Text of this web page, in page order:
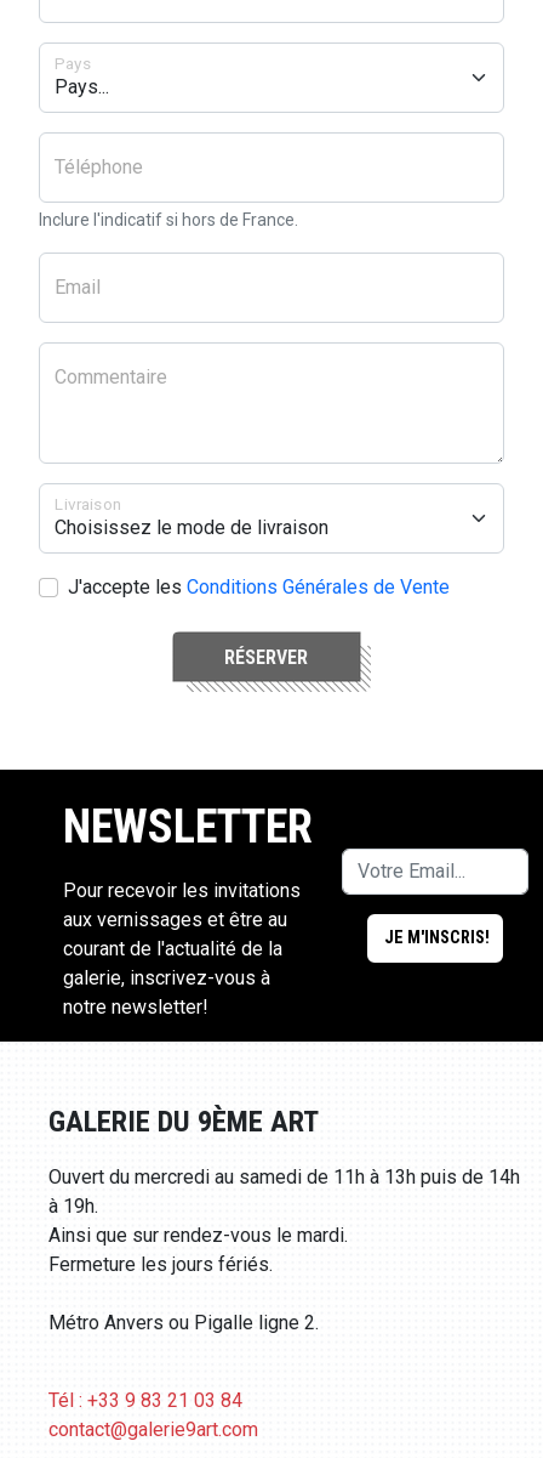
Pays
Téléphone
Inclure l'indicatif si hors de France.
Email
Commentaire
Livraison
J'accepte les Conditions Générales de Vente
RÉSERVER
NEWSLETTER
Pour recevoir les invitations
aux vernissages et être au
courant de l'actualité de la
galerie, inscrivez-vous à
notre newsletter!
GALERIE DU 9ÈME ART
Ouvert du mercredi au samedi de 11h à 13h puis de 14h
à 19h.
Ainsi que sur rendez-vous le mardi.
Fermeture les jours fériés.
Métro Anvers ou Pigalle ligne 2.
Tél : +33 9 83 21 03 84
contact@galerie9art.com